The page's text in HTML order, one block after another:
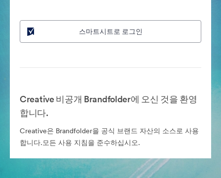
스마트시트로 로그인
Creative 비공개 Brandfolder에 오신 것을 환영
합니다.
Creative은 Brandfolder을 공식 브랜드 자산의 소스로 사용
합니다.모든 사용 지침을 준수하십시오.